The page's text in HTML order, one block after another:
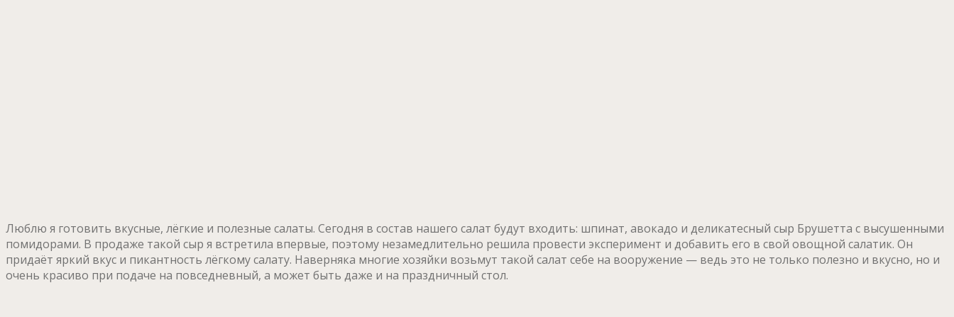
Люблю я готовить вкусные, лёгкие и полезные салаты. Сегодня в состав нашего салат будут входить: шпинат, авокадо и деликатесный сыр Брушетта с высушенными
помидорами. В продаже такой сыр я встретила впервые, поэтому незамедлительно решила провести эксперимент и добавить его в свой овощной салатик. Он
придаёт яркий вкус и пикантность лёгкому салату. Наверняка многие хозяйки возьмут такой салат себе на вооружение — ведь это не только полезно и вкусно, но и
очень красиво при подаче на повседневный, а может быть даже и на праздничный стол.